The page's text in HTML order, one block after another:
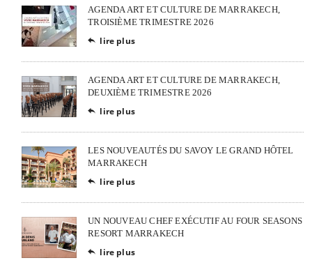
AGENDA ART ET CULTURE DE MARRAKECH,
TROISIÈME TRIMESTRE 2026
 lire plus
AGENDA ART ET CULTURE DE MARRAKECH,
DEUXIÈME TRIMESTRE 2026
 lire plus
LES NOUVEAUTÉS DU SAVOY LE GRAND HÔTEL
MARRAKECH
 lire plus
UN NOUVEAU CHEF EXÉCUTIF AU FOUR SEASONS
RESORT MARRAKECH
 lire plus